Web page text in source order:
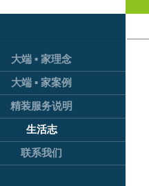
大端 ▪ 家理念
大端 ▪ 家案例
精装服务说明
生活志
联系我们